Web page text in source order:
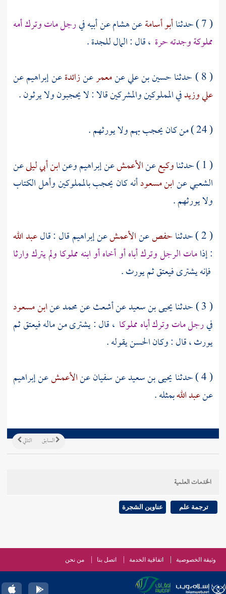
( 7 ) حدثنا
أبو أسامةعنهشامعن أبيه فيرجل مات وترك أمه
مملوكة وجدته حرة ، قال : المال للجدة .
( 8 ) حدثنا
حسين بن عليعنمعمرعنزائدةعنإبراهيمعن
عليوزيدفي المملوكين والمشركين قالا : لا يحجبون ولا يرثون .
( 24 ) من كان يحجب بهم ولا يورثهم .
( 1 ) حدثنا
وكيععنالأعمشعنإبراهيموعنابن أبي ليلىعن
الشعبيعنابن مسعودأنه كان يحجب بالمملوكينوأهل الكتاب
ولا يورثهم .
( 2 ) حدثنا
حفصعنالأعمشعنإبراهيمقال : قالعبد الله
: إذامات الرجل وترك أباه أو أخاه أو ابنه مملوكا ولم يترك وارثا
فإنه يشترى فيعتق ثم يورث .
( 3 ) حدثنا
يحيى بن سعيدعنأشعثعنمحمدعنابن مسعود
فيرجل مات وترك أباه مملوكا ، قال : يشترى من ماله فيعتق ثم
يورث ، قال : وكانالحسنيقوله .
( 4 ) حدثنا
يحيى بن سعيدعنسفيانعنالأعمشعنإبراهيم
عنعبد اللهبمثله .
التالي السابق
الخدمات العلمية
ترجمة علم عناوين الشجرة
وثيقة الخصوصية اتفاقية الخدمة اتصل بنا من نحن